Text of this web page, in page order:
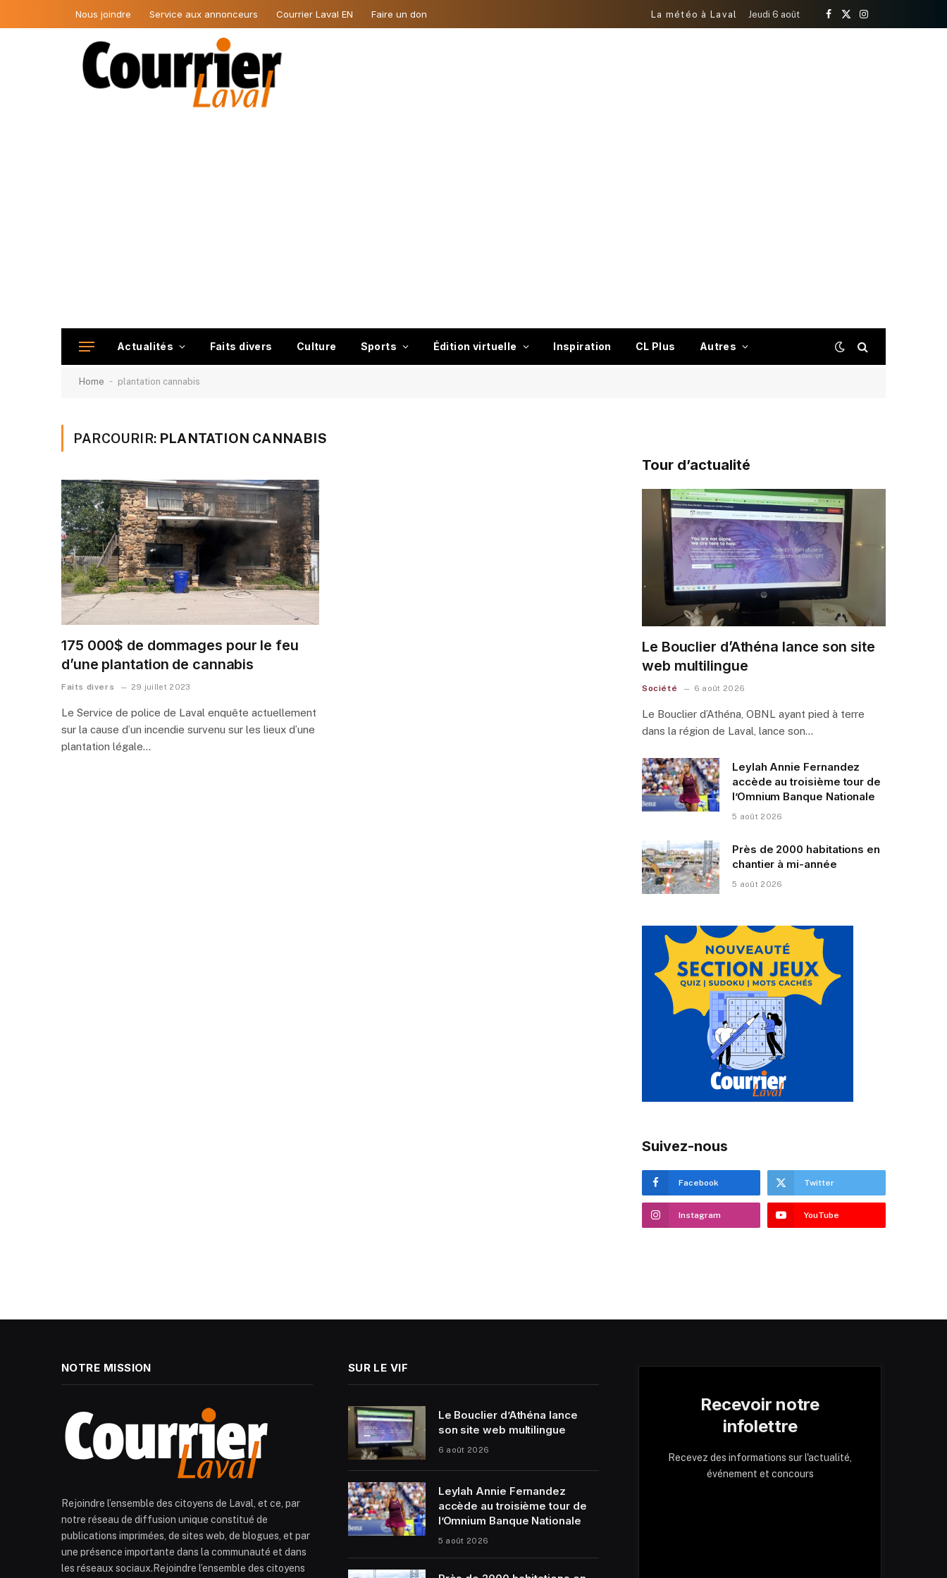
Nous joindre Service aux annonceurs Courrier Laval EN Faire un don La météo à Laval Jeudi 6 août
Facebook
X
Instagram
Actualités Faits divers Culture Sports Édition virtuelle Inspiration CL Plus Autres
Home - plantation cannabis
PARCOURIR: PLANTATION CANNABIS
175 000$ de dommages pour le feu
d’une plantation de cannabis
Faits divers 29 juillet 2023
Le Service de police de Laval enquête actuellement
sur la cause d’un incendie survenu sur les lieux d’une
plantation légale…
Tour d’actualité
Le Bouclier d’Athéna lance son site
web multilingue
Société 6 août 2026
Le Bouclier d’Athéna, OBNL ayant pied à terre
dans la région de Laval, lance son…
Leylah Annie Fernandez
accède au troisième tour de
l’Omnium Banque Nationale
5 août 2026
Près de 2000 habitations en
chantier à mi-année
5 août 2026
Suivez-nous
Facebook Twitter
Instagram YouTube
NOTRE MISSION
Rejoindre l’ensemble des citoyens de Laval, et ce, par
notre réseau de diffusion unique constitué de
publications imprimées, de sites web, de blogues, et par
une présence importante dans la communauté et dans
les réseaux sociaux.Rejoindre l’ensemble des citoyens
SUR LE VIF
Le Bouclier d’Athéna lance
son site web multilingue
6 août 2026
Leylah Annie Fernandez
accède au troisième tour de
l’Omnium Banque Nationale
5 août 2026
Recevoir notre
infolettre
Recevez des informations sur l'actualité,
événement et concours